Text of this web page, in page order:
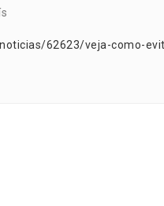
62623/veja-como-